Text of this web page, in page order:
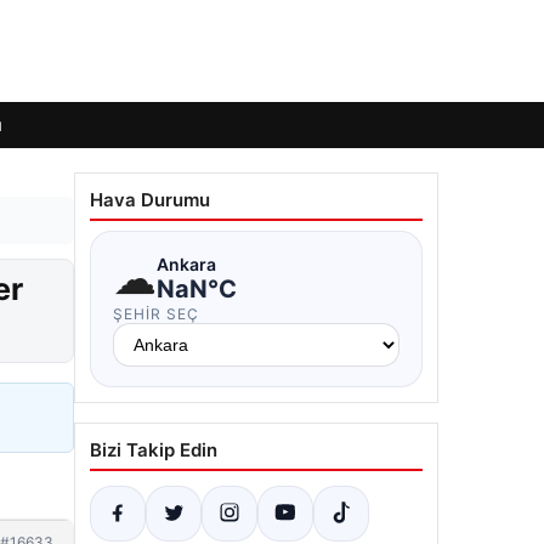
Hava Durumu
☁Ankara
NaN°C
ŞEHIR SEÇ
Bizi Takip Edin